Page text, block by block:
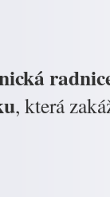
, která